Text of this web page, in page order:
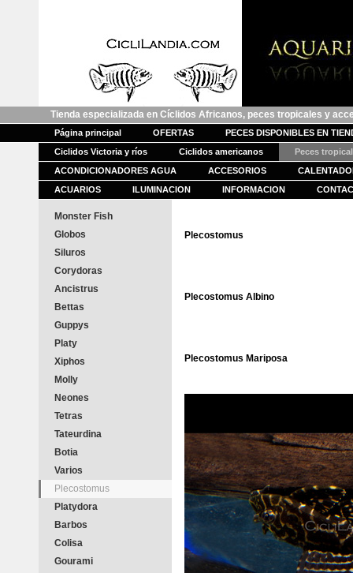
Tienda especializada en Cíclidos Africanos, peces tropicales y
Página principal OFERTAS
PECES DISPONIBLES EN
Ciclidos Victoria y ríos
Ciclidos americanos
Peces
ACONDICIONADORES AGUA
ACCESORIOS
ACUARIOS
ILUMINACION INFORMACION
Monster Fish
Globos
Siluros
Corydoras
Ancistrus
Bettas
Guppys
Platy
Xiphos
Molly
Neones
Tetras
Tateurdina
Botia
Varios
Plecostomus
Platydora
Barbos
Colisa
Gourami
Plecostomus
Plecostomus Albino
Plecostomus Mariposa